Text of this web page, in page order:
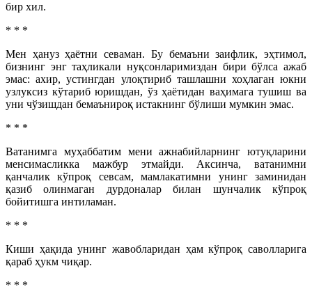
бир хил.
* * *
Мен ҳануз ҳаётни севаман. Бу бемаъни заифлик, эҳтимол,
бизнинг энг таҳликали нуқсонларимиздан бири бўлса ажаб
эмас: ахир, устингдан улоқтириб ташлашни хоҳлаган юкни
узлуксиз кўтариб юришдан, ўз ҳаётидан ваҳимага тушиш ва
уни чўзишдан бемаънироқ истакнинг бўлиши мумкин эмас.
* * *
Ватанимга муҳаббатим мени ажнабийларнинг ютуқларини
менсимасликка мажбур этмайди. Аксинча, ватанимни
қанчалик кўпроқ севсам, мамлакатимни унинг заминидан
қазиб олинмаган дурдоналар билан шунчалик кўпроқ
бойитишга интиламан.
* * *
Киши ҳақида унинг жавобларидан ҳам кўпроқ саволларига
қараб ҳукм чиқар.
* * *